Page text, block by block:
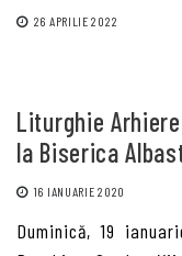
26 APRILIE 2022
Liturghie
la Biserica
16 IANUARIE 2020
Duminică, 19